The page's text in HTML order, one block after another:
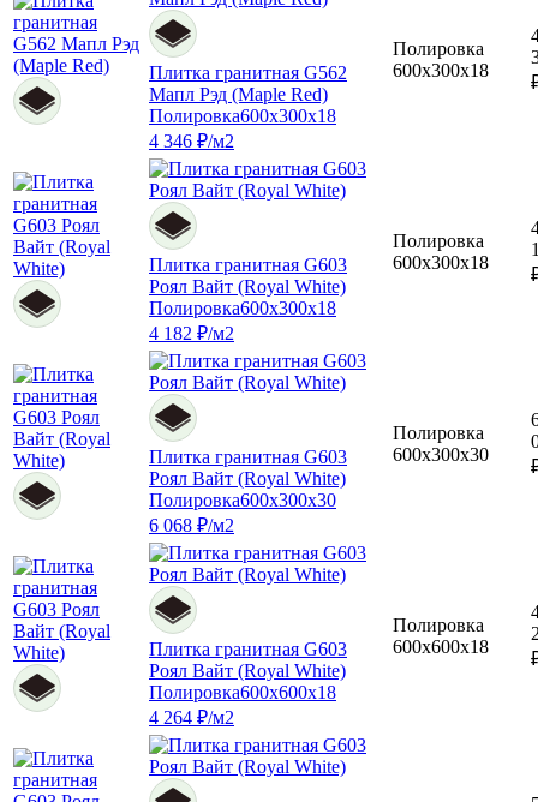
Плитка гранитная G562
Мапл Рэд (Maple Red)
Полировка600x300x18
4 346 ₽/м2
Полировка
600x300x18
Плитка гранитная G603
Роял Вайт (Royal White)
Полировка600x300x18
4 182 ₽/м2
Полировка
600x300x18
Плитка гранитная G603
Роял Вайт (Royal White)
Полировка600x300x30
6 068 ₽/м2
Полировка
600x300x30
Плитка гранитная G603
Роял Вайт (Royal White)
Полировка600x600x18
4 264 ₽/м2
Полировка
600x600x18